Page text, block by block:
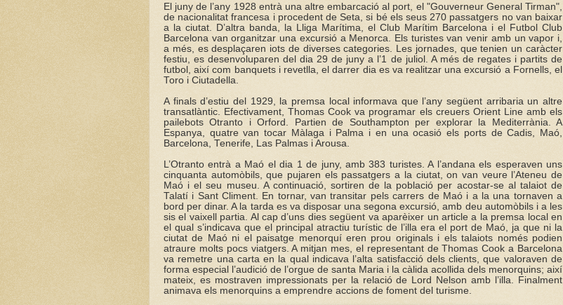
El juny de l’any 1928 entrà una altre embarcació al port, el "Gouverneur General Tirman",
de nacionalitat francesa i procedent de Seta, si bé els seus 270 passatgers no van baixar
a la ciutat. D’altra banda, la Lliga Marítima, el Club Marítim Barcelona i el Futbol Club
Barcelona van organitzar una excursió a Menorca. Els turistes van venir amb un vapor i,
a més, es desplaçaren iots de diverses categories. Les jornades, que tenien un caràcter
festiu, es desenvoluparen del dia 29 de juny a l’1 de juliol. A més de regates i partits de
futbol, així com banquets i revetlla, el darrer dia es va realitzar una excursió a Fornells, el
Toro i Ciutadella.
A finals d’estiu del 1929, la premsa local informava que l’any següent arribaria un altre
transatlàntic. Efectivament, Thomas Cook va programar els creuers Orient Line amb els
pailebots Otranto i Orford. Partien de Southampton per explorar la Mediterrània. A
Espanya, quatre van tocar Màlaga i Palma i en una ocasió els ports de Cadis, Maó,
Barcelona, Tenerife, Las Palmas i Arousa.
L’Otranto entrà a Maó el dia 1 de juny, amb 383 turistes. A l’andana els esperaven uns
cinquanta automòbils, que pujaren els passatgers a la ciutat, on van veure l’Ateneu de
Maó i el seu museu. A continuació, sortiren de la població per acostar-se al talaiot de
Talatí i Sant Climent. En tornar, van transitar pels carrers de Maó i a la una tornaven a
bord per dinar. A la tarda es va disposar una segona excursió, amb deu automòbils i a les
sis el vaixell partia. Al cap d’uns dies següent va aparèixer un article a la premsa local en
el qual s’indicava que el principal atractiu turístic de l’illa era el port de Maó, ja que ni la
ciutat de Maó ni el paisatge menorquí eren prou originals i els talaiots només podien
atraure molts pocs viatgers. A mitjan mes, el representant de Thomas Cook a Barcelona
va remetre una carta en la qual indicava l’alta satisfacció dels clients, que valoraven de
forma especial l’audició de l’orgue de santa Maria i la càlida acollida dels menorquins; així
mateix, es mostraven impressionats per la relació de Lord Nelson amb l’illa. Finalment
animava els menorquins a emprendre accions de foment del turisme.